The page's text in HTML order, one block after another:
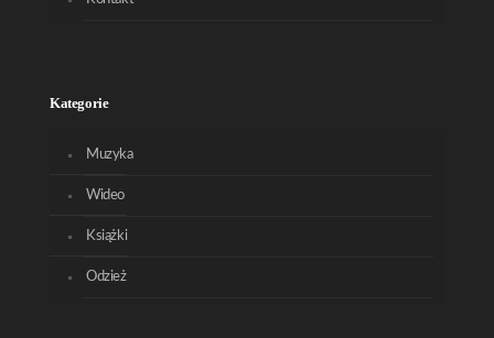
Kategorie
Muzyka
Wideo
Książki
Odzież